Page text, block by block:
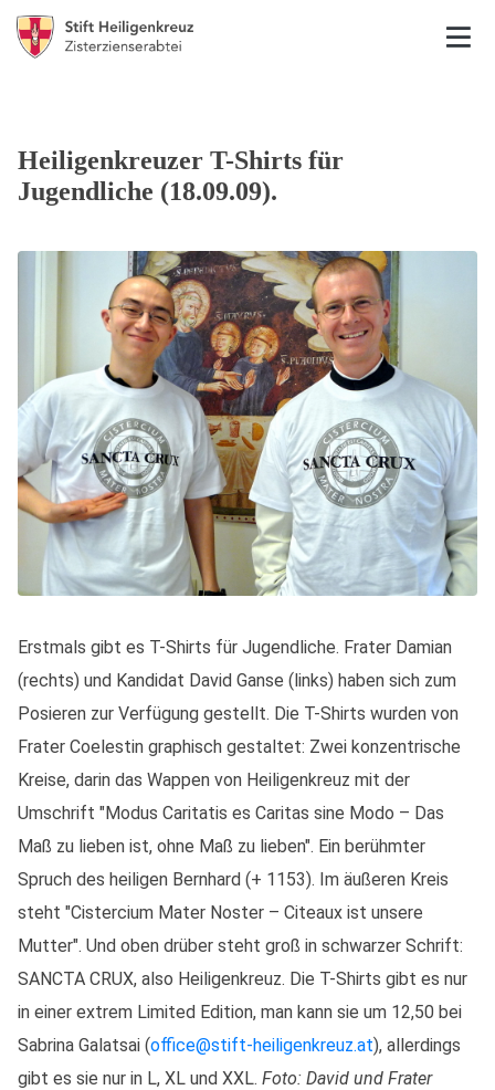
Heiligenkreuzer T-Shirts für
Jugendliche (18.09.09).
Erstmals gibt es T-Shirts für Jugendliche. Frater Damian
(rechts) und Kandidat David Ganse (links) haben sich zum
Posieren zur Verfügung gestellt. Die T-Shirts wurden von
Frater Coelestin graphisch gestaltet: Zwei konzentrische
Kreise, darin das Wappen von Heiligenkreuz mit der
Umschrift "Modus Caritatis es Caritas sine Modo – Das
Maß zu lieben ist, ohne Maß zu lieben". Ein berühmter
Spruch des heiligen Bernhard (+ 1153). Im äußeren Kreis
steht "Cistercium Mater Noster – Citeaux ist unsere
Mutter". Und oben drüber steht groß in schwarzer Schrift:
SANCTA CRUX, also Heiligenkreuz. Die T-Shirts gibt es nur
in einer extrem Limited Edition, man kann sie um 12,50 bei
Sabrina Galatsai (office@stift-heiligenkreuz.at), allerdings
gibt es sie nur in L, XL und XXL. Foto: David und Frater